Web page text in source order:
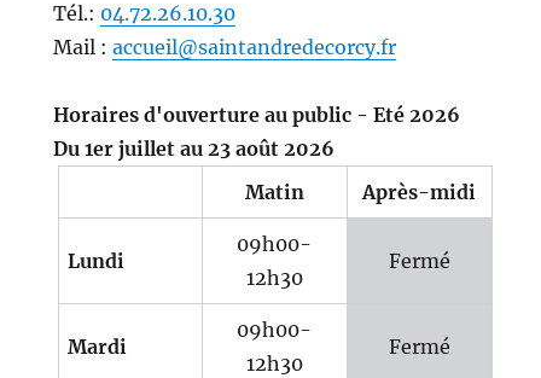
Tél.: 04.72.26.10.30
Mail : accueil@saintandredecorcy.fr
Horaires d'ouverture au public - Eté 2026
Du 1er juillet au 23 août 2026
Matin
Après-midi
Lundi
09h00-
12h30
Fermé
Mardi
09h00-
12h30
Fermé